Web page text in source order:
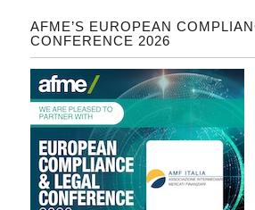
AFME’S EUROPEAN
CONFERENCE 2026